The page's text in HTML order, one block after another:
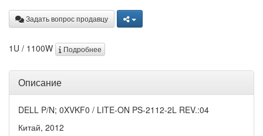
Задать вопрос продавцу
1U / 1100W Подробнее
Описание
DELL P/N; 0XVKF0 / LITE-ON PS-2112-2L REV.:04
Китай, 2012